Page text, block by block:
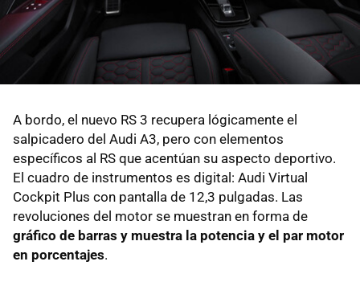
A bordo, el nuevo RS 3 recupera lógicamente el
salpicadero del Audi A3, pero con elementos
específicos al RS que acentúan su aspecto deportivo.
El cuadro de instrumentos es digital: Audi Virtual
Cockpit Plus con pantalla de 12,3 pulgadas. Las
revoluciones del motor se muestran en forma de
gráfico de barras y muestra la potencia y el par motor
en porcentajes.